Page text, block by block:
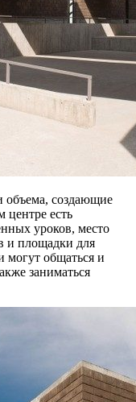
объема, создающие
центре есть
уроков, место
и площадки для
могут общаться и
заниматься